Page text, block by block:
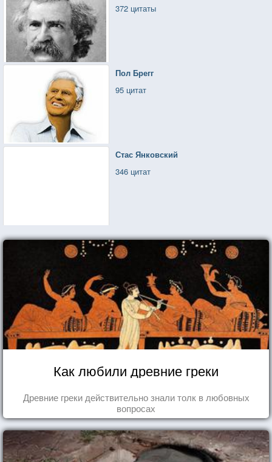
372 цитаты
Пол Брегг
95 цитат
Стас Янковский
346 цитат
Как любили древние греки
Древние греки действительно знали толк в любовных
вопросах